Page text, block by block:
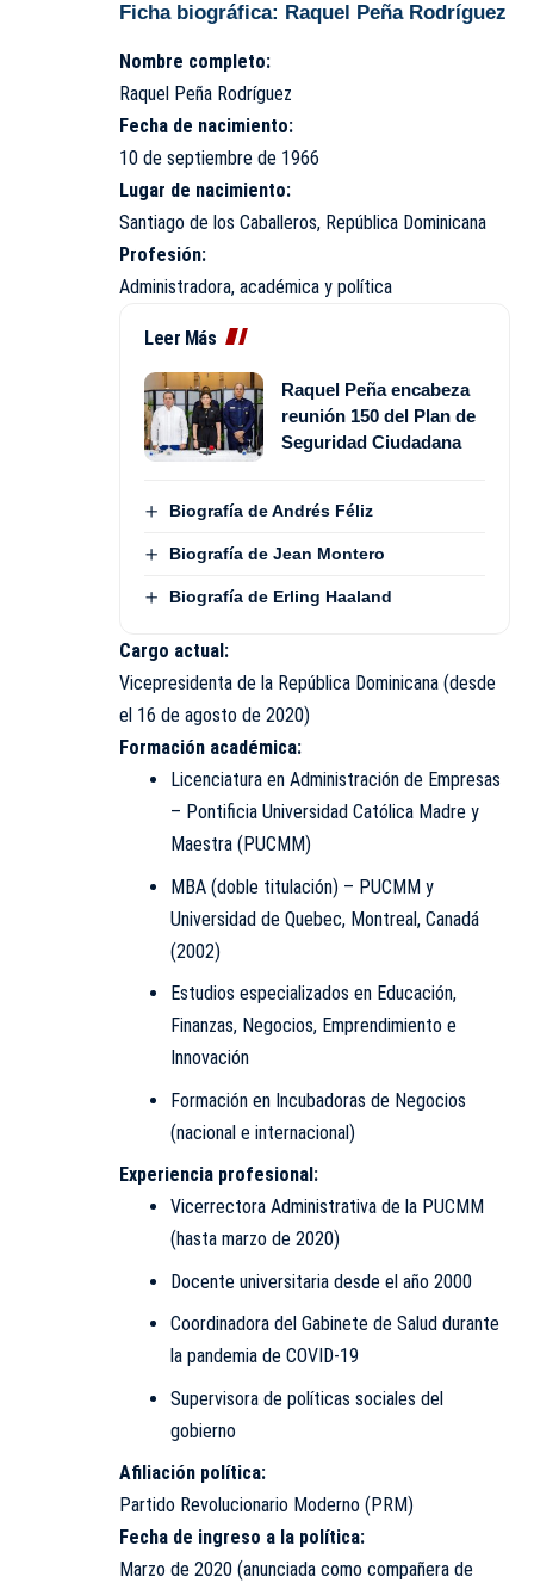
Ficha biográfica: Raquel Peña Rodríguez
Nombre completo:
Raquel Peña Rodríguez
Fecha de nacimiento:
10 de septiembre de 1966
Lugar de nacimiento:
Santiago de los Caballeros, República Dominicana
Profesión:
Administradora, académica y política
Leer Más
Raquel Peña encabeza
reunión 150 del Plan de
Seguridad Ciudadana
Biografía de Andrés Féliz
Biografía de Jean Montero
Biografía de Erling Haaland
Cargo actual:
Vicepresidenta de la República Dominicana (desde
el 16 de agosto de 2020)
Formación académica:
Licenciatura en Administración de Empresas
– Pontificia Universidad Católica Madre y
Maestra (PUCMM)
MBA (doble titulación) – PUCMM y
Universidad de Quebec, Montreal, Canadá
(2002)
Estudios especializados en Educación,
Finanzas, Negocios, Emprendimiento e
Innovación
Formación en Incubadoras de Negocios
(nacional e internacional)
Experiencia profesional:
Vicerrectora Administrativa de la PUCMM
(hasta marzo de 2020)
Docente universitaria desde el año 2000
Coordinadora del Gabinete de Salud durante
la pandemia de COVID-19
Supervisora de políticas sociales del
gobierno
Afiliación política:
Partido Revolucionario Moderno (PRM)
Fecha de ingreso a la política:
Marzo de 2020 (anunciada como compañera de